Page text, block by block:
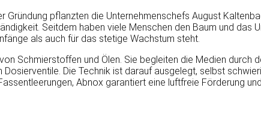
pflanzten die Unternehmenschefs August
Seitdem haben viele Menschen den Baum und das
als auch für das stetige Wachstum steht.
Schmierstoffen und Ölen. Sie begleiten die Medien durch
Die Technik ist darauf ausgelegt, selbst
Abnox garantiert eine luftfreie Förderung